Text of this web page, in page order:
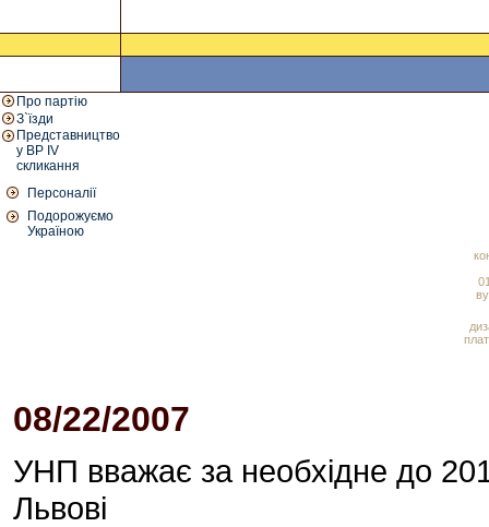
Про партію
З`їзди
Представництво
у ВР IV
скликання
Персоналії
Подорожуємо
Україною
08/22/2007
УНП вважає за необхідне до
Львові